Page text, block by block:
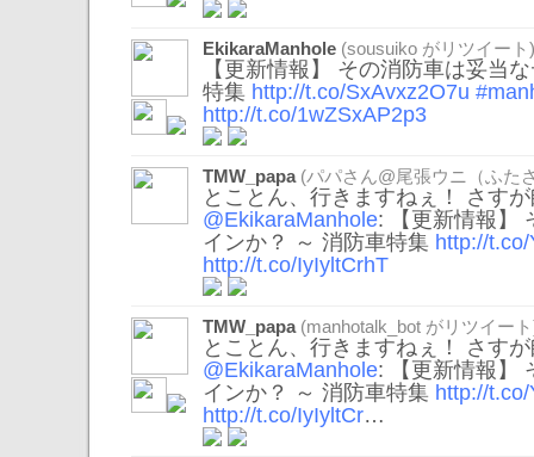
EkikaraManhole (sousuiko がリツイート)
【更新情報】 その消防車は妥当
特集 http://t.co/SxAvxz2O7u
http://t.co/1wZSxAP2p3
TMW_papa(パパさん@尾張ウニ（ふた
とことん、行きますねぇ！ さす
@EkikaraManhole: 【更新情報】
インか？ ～ 消防車特集 http://
http://t.co/IyIyltCrhT
TMW_papa(manhotalk_bot がリツイー
とことん、行きますねぇ！ さす
@EkikaraManhole: 【更新情報】
インか？ ～ 消防車特集 http://
http://t.co/IyIyltCr…